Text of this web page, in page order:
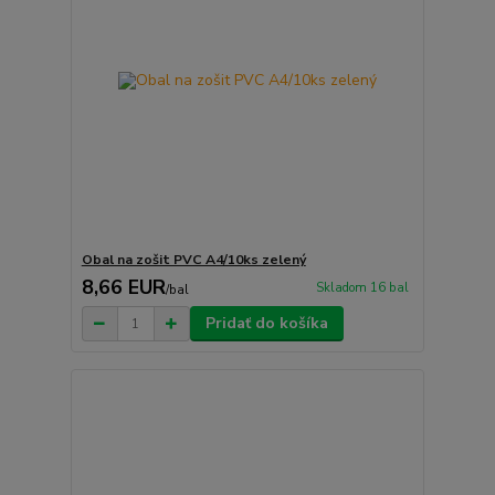
Obal na zošit PVC A4/10ks zelený
8,66 EUR/bal Skladom 16 bal
Pridať do košíka